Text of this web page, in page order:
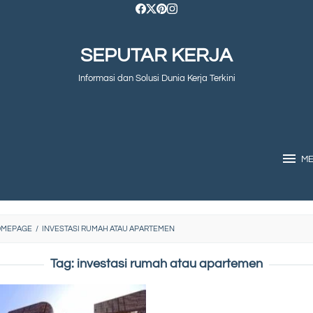
SEPUTAR KERJA
Informasi dan Solusi Dunia Kerja Terkini
/ INVESTASI RUMAH ATAU APARTEMEN
Tag: investasi rumah atau apartemen